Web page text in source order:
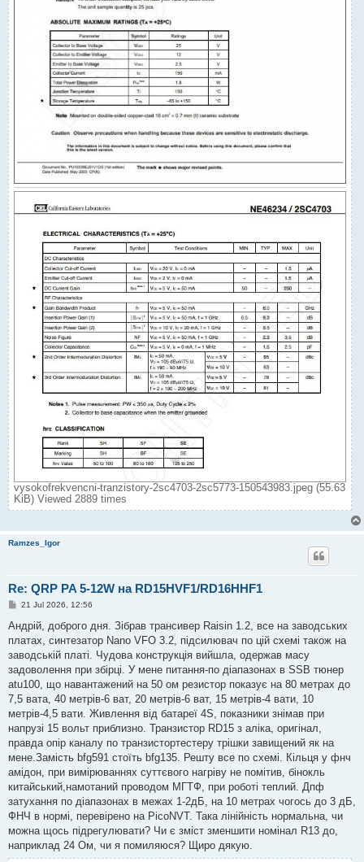
vysokofrekvencni-tranzistory-2sc4703-2sc5773-150543983.jpeg (55.63
KiB) Viewed 2889 times
Ramzes_Igor
Re: QRP PA 5-12W на RD15HVF1/RD16HHF1
P
s
21 Jul 2026, 12:56
Андрій, доброго дня. Зібрав трансивер Raisin 1.2, все на заводських
платах, синтезатор Nano VFO 3.2, підсилювач по цій схемі також на
заводській платі. Чудова конструкція вийшла, одержав масу
задоволення при збірці. У мене питання-по діапазонах в SSB тюнер
atu100, що навантажений на 50 ом резистор показує на 80 метрах до
7,5 вата, 40 метрів-6 ват, 20 метрів-6 ват, 15 метрів-4 вати, 10
метрів-4,5 вати. Живлення від батареї 4S, показники знімав при
напрузі 15 вольт приблизно. Транзистор RD15 з аліка, оригінал,
правда опір каналу по транзистортестеру трішки завищений як на
мене.Замість bfg591 стоїть bfg135. Решту все по схемі. Кільця у фнч
амідон, при вимірюваннях суттєвого нагріву не помітив, бінокль
китайський,намотаний проводом МГТФ, при роботі теплий. Дпф
затухання по діапазонах в межах 1-2дБ, на 10 метрах чогось до 3 дБ,
ФНЧ в нормі, перевірено на PicoNVT. Така лінійність нормальна, чи
можна щось підрегулювати? Чи є зміст зменшити номінал R13 до,
наприклад 24 Ом, чи я помиляюся? Щиро дякую.